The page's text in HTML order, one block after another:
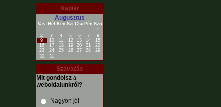
Naptár
Augusztus
Vas Hét Ked SzeCsü Pén Szo
1
2
3 4 5 6 7
8
9
10 11 12 13 14
15
16
17 18 19 20 21
22
23
24 25 26 27 28
29
30
31
Szavazás
Mit gondolsz a
weboldalunkról?
Nagyon jó!